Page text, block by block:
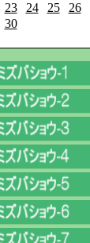
23 24 25 26
30